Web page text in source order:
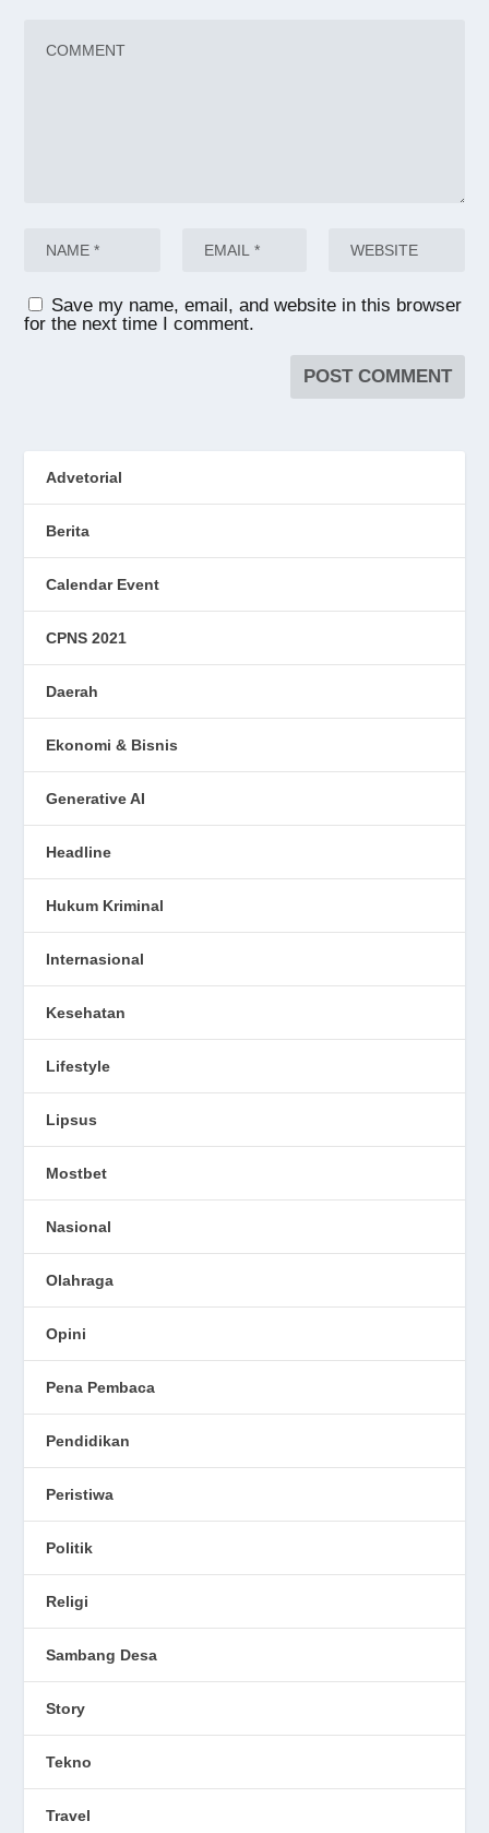
Save my name, email, and website in this browser
for the next time I comment.
Advetorial
Berita
Calendar Event
CPNS 2021
Daerah
Ekonomi & Bisnis
Generative AI
Headline
Hukum Kriminal
Internasional
Kesehatan
Lifestyle
Lipsus
Mostbet
Nasional
Olahraga
Opini
Pena Pembaca
Pendidikan
Peristiwa
Politik
Religi
Sambang Desa
Story
Tekno
Travel